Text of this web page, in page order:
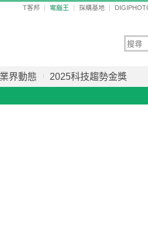
T客邦 電腦王 採購基地
業界動態 2025科技趨勢金獎